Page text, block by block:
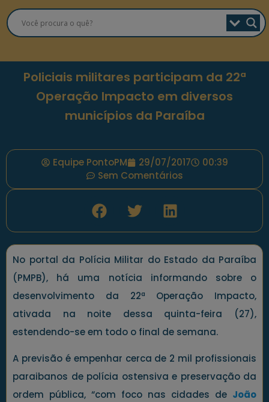
Policiais militares participam da 22ª
Operação Impacto em diversos
municípios da Paraíba
Equipe PontoPM 29/07/2017
00:39
Sem Comentários
No portal da Polícia Militar do Estado da Paraíba
(PMPB), há uma notícia informando sobre o
desenvolvimento da 22ª Operação Impacto,
ativada na noite dessa quinta-feira (27),
estendendo-se em todo o final de semana.
A previsão é empenhar cerca de 2 mil profissionais
paraibanos de polícia ostensiva e preservação da
ordem pública, “com foco nas cidades de João